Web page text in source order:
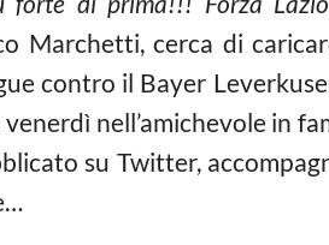
Marchetti, cerca di
contro il Bayer
nell’amichevole in
su Twitter,